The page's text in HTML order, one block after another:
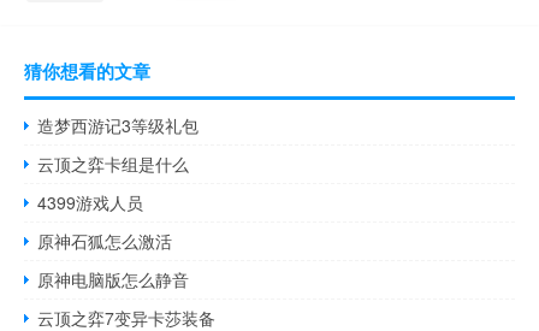
猜你想看的文章
造梦西游记3等级礼包
云顶之弈卡组是什么
4399游戏人员
原神石狐怎么激活
原神电脑版怎么静音
云顶之弈7变异卡莎装备